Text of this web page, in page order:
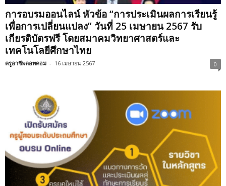
การอบรมออนไลน์ หัวข้อ “การประเมินผลการเรียนรู้
เพื่อการเปลี่ยนแปลง” วันที่ 25 เมษายน 2567 รับ
เกียรติบัตรฟรี โดยสมาคมวิทยาศาสตร์และ
เทคโนโลยีศึกษาไทย
ครูอาชีพดอทคอม - 16 เมษายน 2567 0